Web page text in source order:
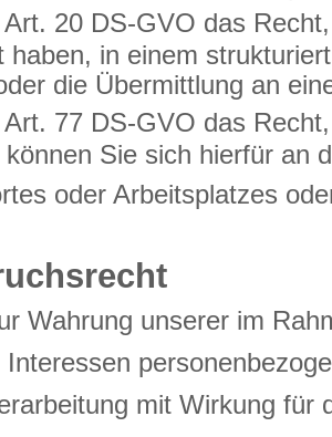
20 DS-GVO das
haben, in einem
die Übermittlung an
77 DS-GVO das
Sie sich hierfür an
oder Arbeitsplatzes
Wahrung unserer im
Interessen
mit Wirkung für